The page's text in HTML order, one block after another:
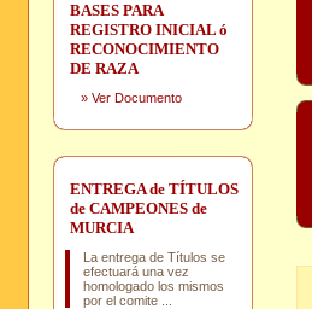
BASES PARA
REGISTRO INICIAL ó
RECONOCIMIENTO
DE RAZA
» Ver Documento
ENTREGA de TÍTULOS
de CAMPEONES de
MURCIA
La entrega de Títulos se
efectuará una vez
homologado los mismos
por el comite ...